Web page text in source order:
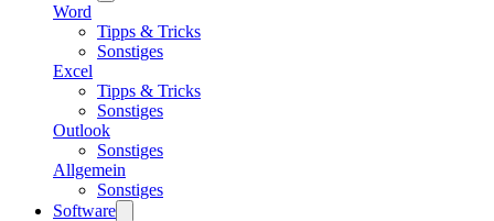
Word
Tipps & Tricks
Sonstiges
Excel
Tipps & Tricks
Sonstiges
Outlook
Sonstiges
Allgemein
Sonstiges
Software